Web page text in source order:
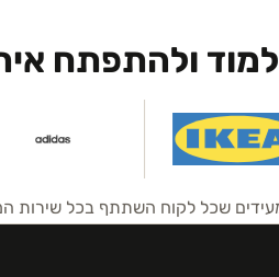
ולהתפתח
מעידים שכל לקוח השתתף בכל שירות